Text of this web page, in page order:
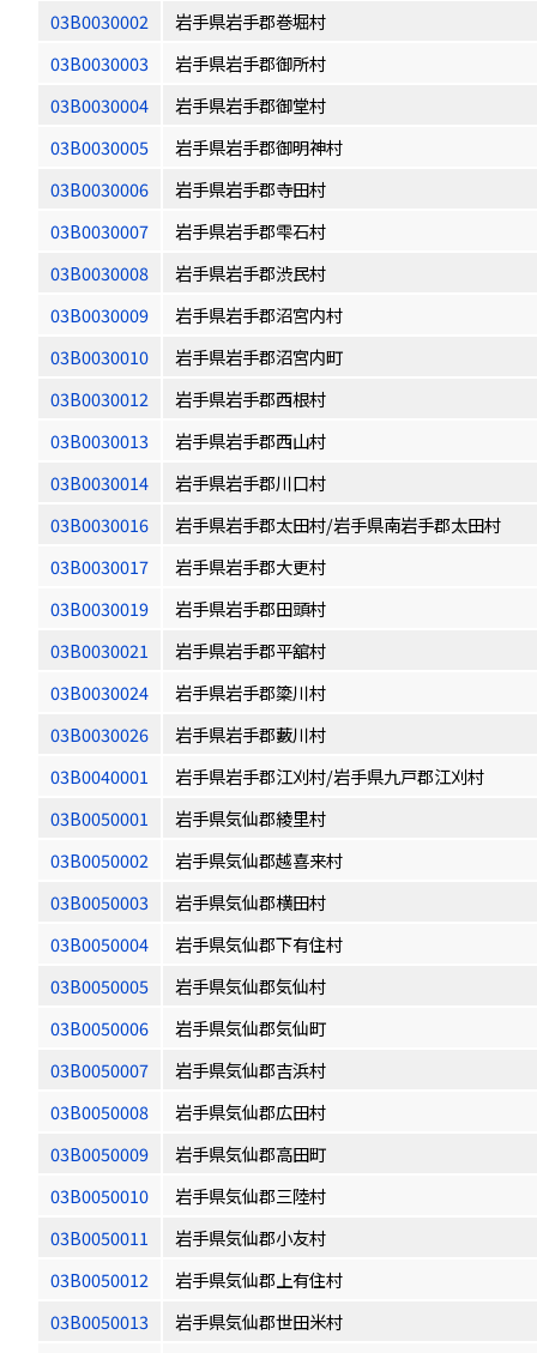
03B0030002
岩手県岩手郡巻堀村
03B0030003
岩手県岩手郡御所村
03B0030004
岩手県岩手郡御堂村
03B0030005
岩手県岩手郡御明神村
03B0030006
岩手県岩手郡寺田村
03B0030007
岩手県岩手郡雫石村
03B0030008
岩手県岩手郡渋民村
03B0030009
岩手県岩手郡沼宮内村
03B0030010
岩手県岩手郡沼宮内町
03B0030012
岩手県岩手郡西根村
03B0030013
岩手県岩手郡西山村
03B0030014
岩手県岩手郡川口村
03B0030016
岩手県岩手郡太田村/岩手県南岩手郡太田村
03B0030017
岩手県岩手郡大更村
03B0030019
岩手県岩手郡田頭村
03B0030021
岩手県岩手郡平舘村
03B0030024
岩手県岩手郡簗川村
03B0030026
岩手県岩手郡藪川村
03B0040001
岩手県岩手郡江刈村/岩手県九戸郡江刈村
03B0050001
岩手県気仙郡綾里村
03B0050002
岩手県気仙郡越喜来村
03B0050003
岩手県気仙郡横田村
03B0050004
岩手県気仙郡下有住村
03B0050005
岩手県気仙郡気仙村
03B0050006
岩手県気仙郡気仙町
03B0050007
岩手県気仙郡吉浜村
03B0050008
岩手県気仙郡広田村
03B0050009
岩手県気仙郡高田町
03B0050010
岩手県気仙郡三陸村
03B0050011
岩手県気仙郡小友村
03B0050012
岩手県気仙郡上有住村
03B0050013
岩手県気仙郡世田米村